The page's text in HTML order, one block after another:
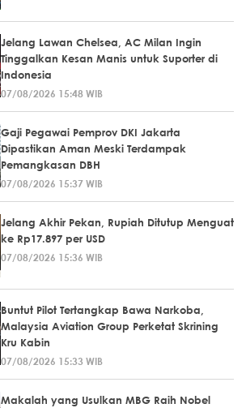
Jelang Lawan Chelsea, AC Milan Ingin
Tinggalkan Kesan Manis untuk Suporter di
Indonesia
07/08/2026 15:48 WIB
Gaji Pegawai Pemprov DKI Jakarta
Dipastikan Aman Meski Terdampak
Pemangkasan DBH
07/08/2026 15:37 WIB
Jelang Akhir Pekan, Rupiah Ditutup Menguat
ke Rp17.897 per USD
07/08/2026 15:36 WIB
Buntut Pilot Tertangkap Bawa Narkoba,
Malaysia Aviation Group Perketat Skrining
Kru Kabin
07/08/2026 15:33 WIB
Makalah yang Usulkan MBG Raih Nobel